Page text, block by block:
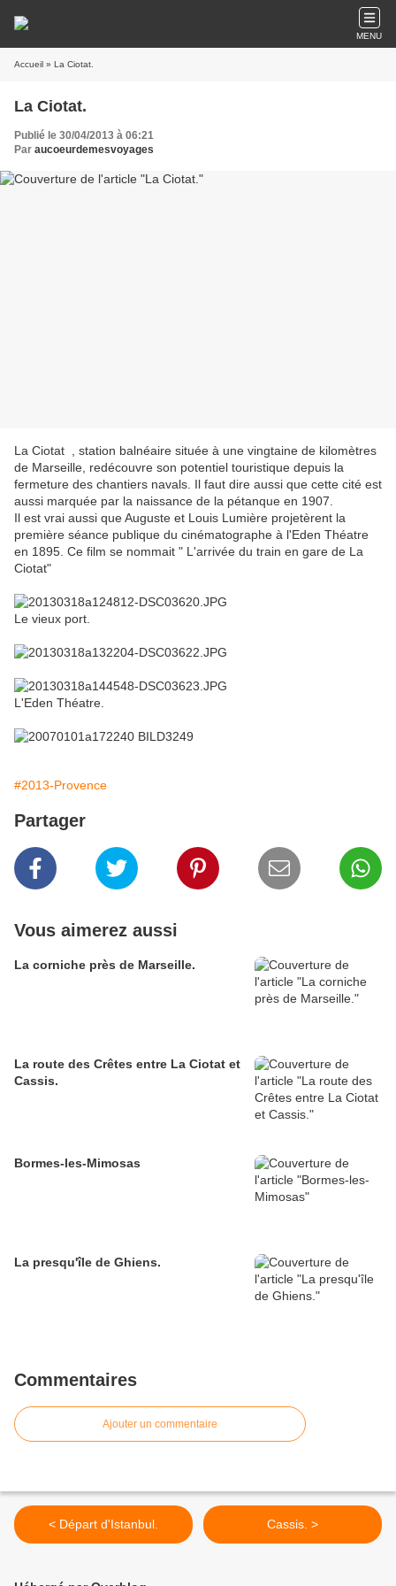
MENU
Accueil » La Ciotat.
La Ciotat.
Publié le 30/04/2013 à 06:21
Par aucoeurdemesvoyages
La Ciotat , station balnéaire située à une vingtaine de kilomètres
de Marseille, redécouvre son potentiel touristique depuis la
fermeture des chantiers navals. Il faut dire aussi que cette cité est
aussi marquée par la naissance de la pétanque en 1907.
Il est vrai aussi que Auguste et Louis Lumière projetèrent la
première séance publique du cinématographe à l'Eden Théatre
en 1895. Ce film se nommait " L'arrivée du train en gare de La
Ciotat"
Le vieux port.
L'Eden Théatre.
#2013-Provence
Partager
Vous aimerez aussi
La corniche près de Marseille.
La route des Crêtes entre La Ciotat et
Cassis.
Bormes-les-Mimosas
La presqu'île de Ghiens.
Commentaires
Ajouter un commentaire
< Départ d'Istanbul. Cassis. >